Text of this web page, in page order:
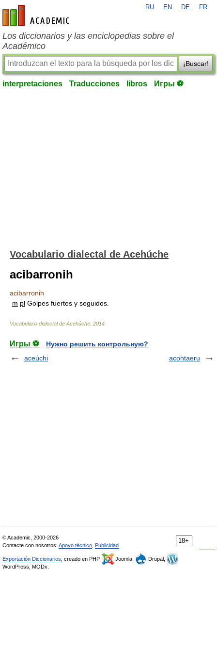
es-academic.com
RU EN DE FR
Los diccionarios y las enciclopedias sobre el
Académico
¡Buscar!
interpretaciones Traducciones libros Игры ⚽
Vocabulario dialectal de Acehúche
acibarronih
acibarronih
m pl Golpes fuertes y seguidos.
Vocabulario dialectal de Acehúche 2014
Игры ⚽
Нужно решить контрольную?
aceúchi
acohtaeru
18+
© Academic, 2000-2026
Contacte con nosotros: Apoyo técnico Publicidad
Exportación Diccionarios , creado en PHP, Joomla,
Drupal,
WordPress, MODx.